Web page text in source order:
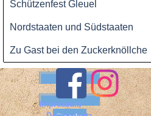
Schützenfest Gleuel
Nordstaaten und Südstaaten
Zu Gast bei den Zuckerknöllche
Benutzername:
Passwort:
Impressum